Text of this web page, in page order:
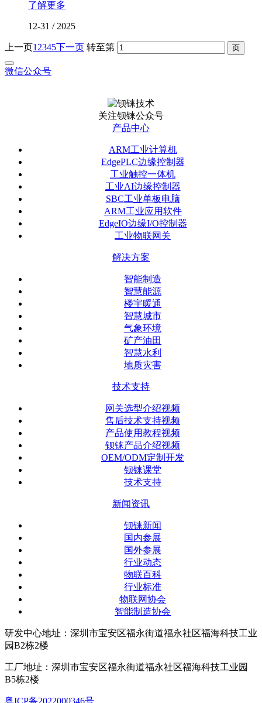
了解更多
12-31 / 2025
上一页1 2345下一页 转至第
微信公众号
关注钡铼公众号
产品中心
ARM工业计算机
EdgePLC边缘控制器
工业触控一体机
工业AI边缘控制器
SBC工业单板电脑
ARM工业应用软件
EdgeIO边缘I/O控制器
工业物联网关
解决方案
智能制造
智慧能源
楼宇暖通
智慧城市
气象环境
矿产油田
智慧水利
地质灾害
技术支持
网关选型介绍视频
售后技术支持视频
产品使用教程视频
钡铼产品介绍视频
OEM/ODM定制开发
钡铼课堂
技术支持
新闻资讯
钡铼新闻
国内参展
国外参展
行业动态
物联百科
行业标准
物联网协会
智能制造协会
研发中心地址：深圳市宝安区福永街道福永社区福海科技工业
园B2栋2楼
工厂地址：深圳市宝安区福永街道福永社区福海科技工业园
B5栋2楼
粤ICP备2022000346号